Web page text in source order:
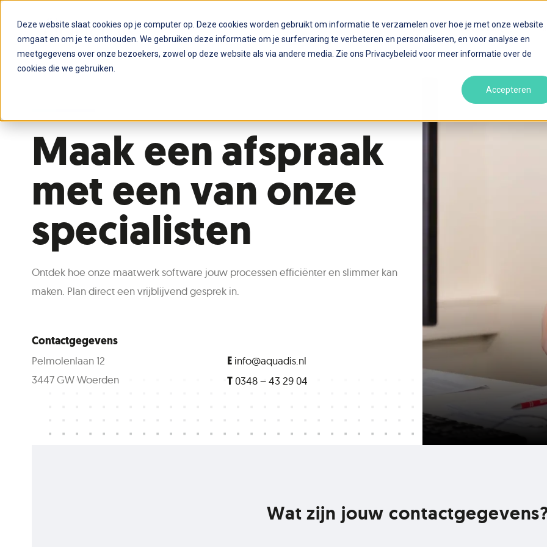
Deze website slaat cookies op je computer op. Deze cookies worden gebruikt om informatie te verzamelen over hoe je met onze website
omgaat en om je te onthouden. We gebruiken deze informatie om je surfervaring te verbeteren en personaliseren, en voor analyse en
meetgegevens over onze bezoekers, zowel op deze website als via andere media. Zie ons Privacybeleid voor meer informatie over de
cookies die we gebruiken.
Accepteren
Home Diensten[ ]
Maak een afspraak
met een van onze
specialisten
Ontdek hoe onze maatwerk software jouw processen efficiënter en slimmer kan
maken. Plan direct een vrijblijvend gesprek in.
Contactgegevens
Pelmolenlaan 12
3447 GW Woerden
Einfo@aquadis.nl
T0348 – 43 29 04
Wat zijn jouw